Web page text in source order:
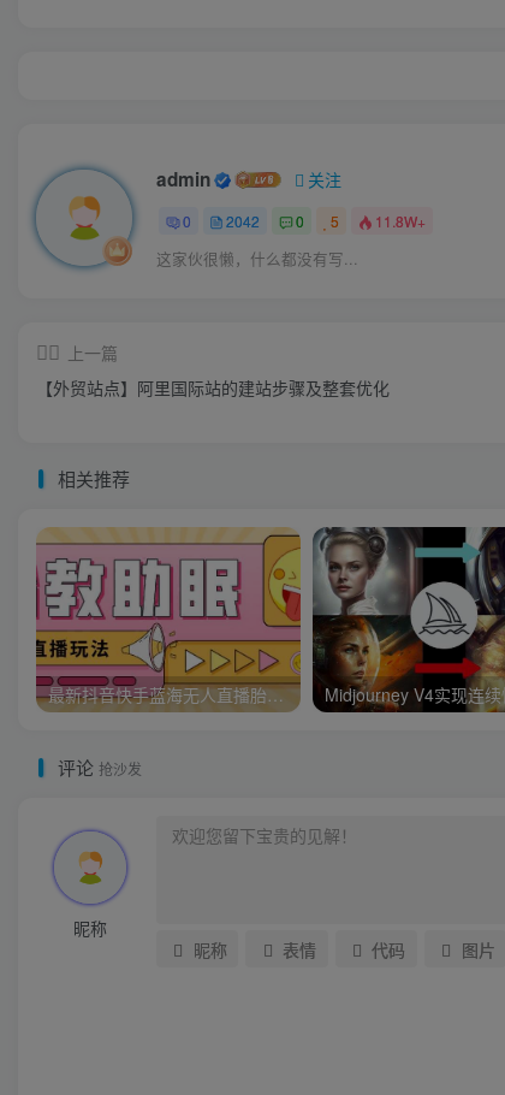
admin 关注
0 2042 0 5 11.8W+
这家伙很懒，什么都没有写...
上一篇
【外贸站点】阿里国际站的建站步骤及整套优化
相关推荐
最新抖音快手蓝海无人直播胎教助眠玩法，轻松引爆直播间【教程+软件+素材】
评论 抢沙发
昵称
昵称 表情 代码 图片